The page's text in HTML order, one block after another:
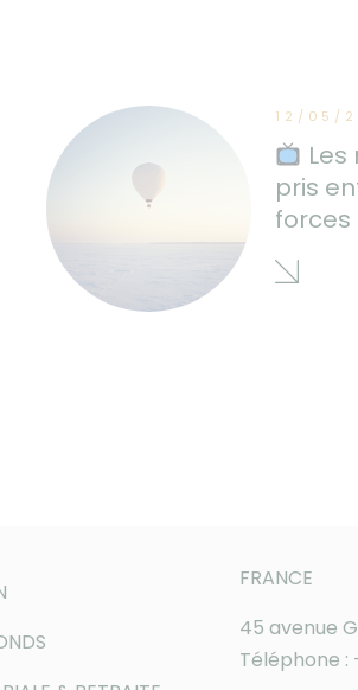
12/05/
pris
forces
FRANCE
45 avenue
Téléphone :